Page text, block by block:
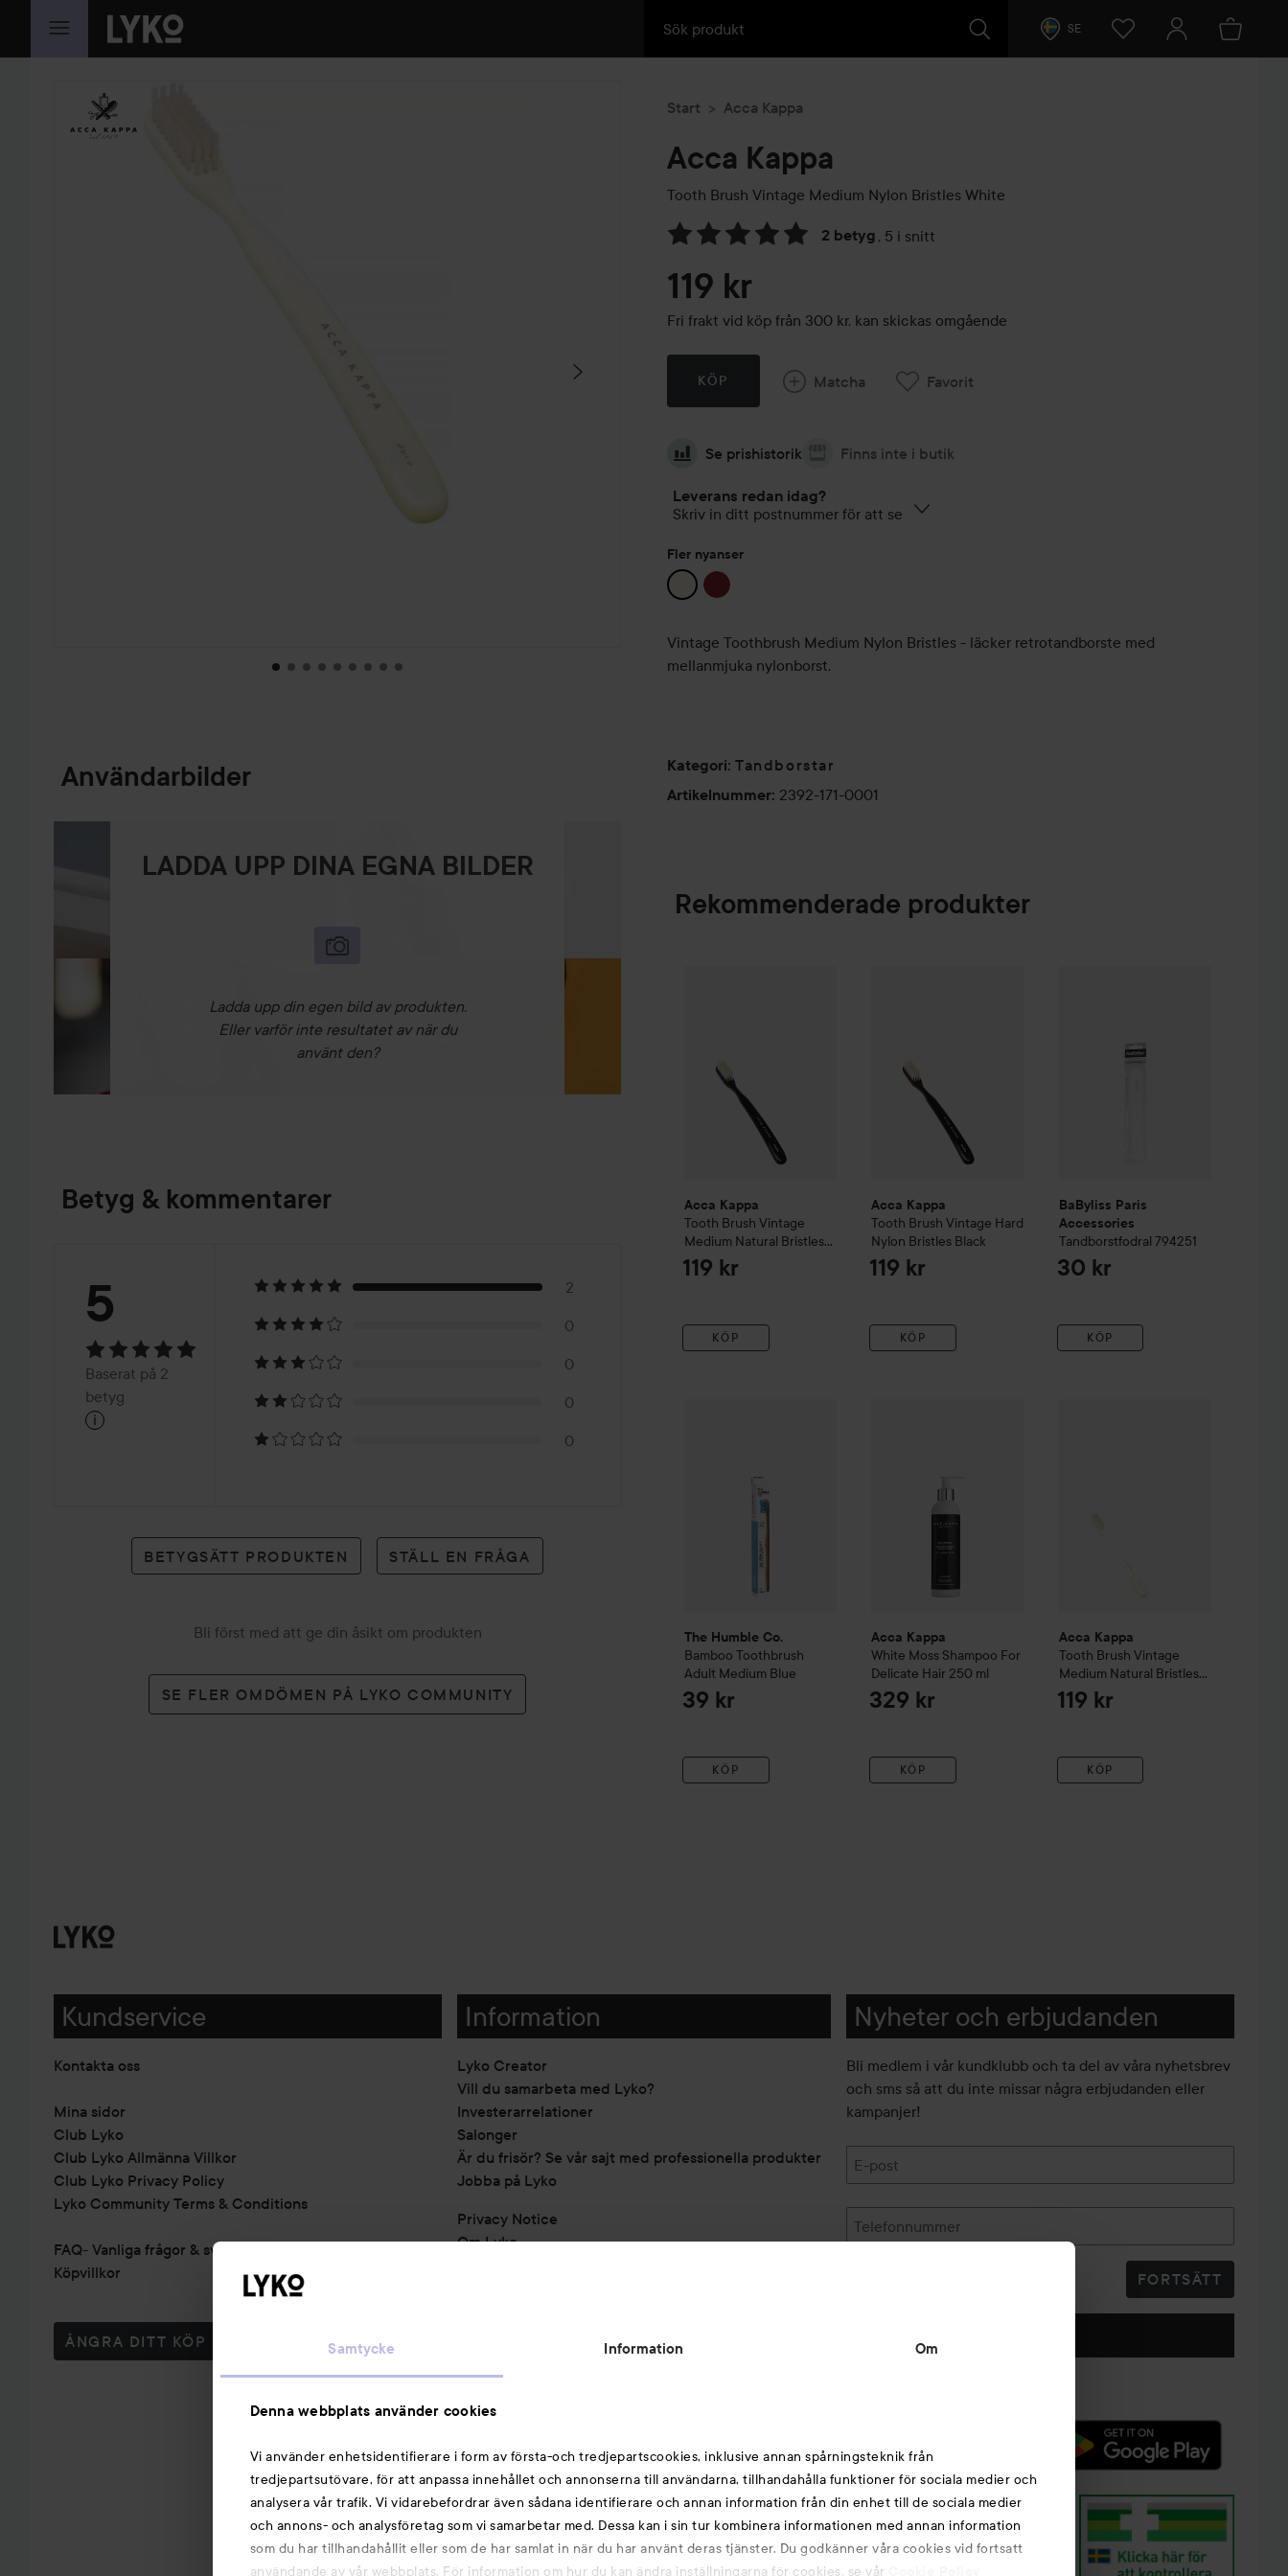
Samtycke Information Om
Denna webbplats använder cookies
Vi använder enhetsidentifierare i form av första-och tredjepartscookies, inklusive annan spårningsteknik från
tredjepartsutövare, för att anpassa innehållet och annonserna till användarna, tillhandahålla funktioner för sociala medier och
analysera vår trafik. Vi vidarebefordrar även sådana identifierare och annan information från din enhet till de sociala medier
och annons- och analysföretag som vi samarbetar med. Dessa kan i sin tur kombinera informationen med annan information
som du har tillhandahållit eller som de har samlat in när du har använt deras tjänster. Du godkänner våra cookies vid fortsatt
användande av vår webbplats. För information om hur du kan ändra inställningarna för cookies, se vår
HOPPA TILL INNEHÅLLET SE
HOPPA ÖVER SEKTIONEN
Användarbilder
LADDA UPP DINA EGNA BILDER
Ladda upp din egen bild av produkten.
Eller varför inte resultatet av när du
använt den?
Betyg & kommentarer
Betyg:
5Baserat
på
betyg
5
Baserat på 2
betyg
i
2
0
0
0
0
BETYGSÄTT PRODUKTEN STÄLL EN FRÅGA
Bli först med att ge din åsikt om produkten
SE FLER OMDÖMEN PÅ LYKO COMMUNITY
Start Acca Kappa
Acca Kappa
Tooth Brush Vintage Medium Nylon Bristles White
2 betyg , 5 i snitt
Hoppa till Betyg & kommentarer
119 kr
Fri frakt vid köp från 300 kr, kan skickas omgående
KÖP Matcha Favorit
Se prishistorik Finns inte i butik
Leverans redan idag?
Skriv in ditt postnummer för att se
Fler nyanser
Vintage Toothbrush Medium Nylon Bristles - läcker retrotandborste med
mellanmjuka nylonborst.
Kategori: Tandborstar
Artikelnummer: 2392-171-0001
Rekommenderade produkter
Acca Kappa
Tooth Brush Vintage
Medium Natural Bristles
Black
119 kr
KÖP
Acca Kappa
Tooth Brush Vintage Hard
Nylon Bristles Black
119 kr
KÖP
BaByliss Paris
Accessories
Tandborstfodral 794251
30 kr
KÖP
The Humble Co.
Bamboo Toothbrush
Adult Medium Blue
39 kr
KÖP
Acca Kappa
White Moss Shampoo For
Delicate Hair 250 ml
329 kr
KÖP
Acca Kappa
Tooth Brush Vintage
Medium Natural Bristles
White
119 kr
KÖP
Kundservice
Kontakta oss
Mina sidor
Club Lyko
Club Lyko Allmänna Villkor
Club Lyko Privacy Policy
Lyko Community Terms & Conditions
FAQ- Vanliga frågor & svar
Köpvillkor
ÅNGRA DITT KÖP
Information
Lyko Creator
Vill du samarbeta med Lyko?
Investerarrelationer
Salonger
Är du frisör? Se vår sajt med professionella produkter
Jobba på Lyko
Privacy Notice
Om Lyko
Michael Edwards Fragrances of the World
Cookie Consent
Partners
Du kanske också gillar
Smink
Nyheter och erbjudanden
Bli medlem i vår kundklubb och ta del av våra nyhetsbrev
och sms så att du inte missar några erbjudanden eller
kampanjer!
E-post
Telefonnummer
FORTSÄTT
Följ oss